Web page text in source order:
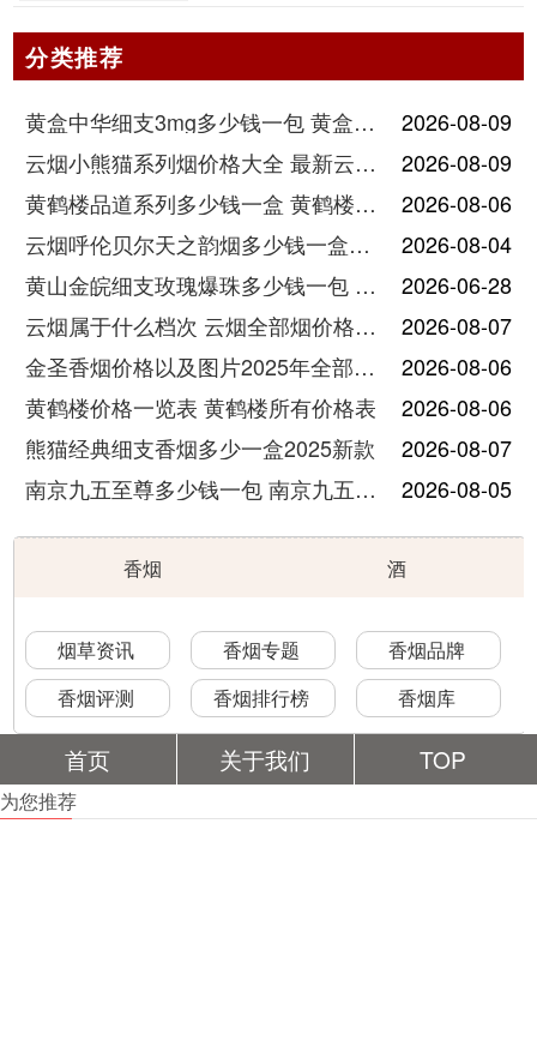
分类推荐
黄盒中华细支3mg多少钱一包 黄盒中华细支3mg香烟价格查询
2026-08-09
云烟小熊猫系列烟价格大全 最新云烟小熊猫图片报价
2026-08-09
黄鹤楼品道系列多少钱一盒 黄鹤楼品道系列香烟价格表图片
2026-08-06
云烟呼伦贝尔天之韵烟多少钱一盒中支价格
2026-08-04
黄山金皖细支玫瑰爆珠多少钱一包 黄山金皖细支玫瑰爆珠2025最新价格
2026-06-28
云烟属于什么档次 云烟全部烟价格表大全
2026-08-07
金圣香烟价格以及图片2025年全部价格
2026-08-06
黄鹤楼价格一览表 黄鹤楼所有价格表
2026-08-06
熊猫经典细支香烟多少一盒2025新款
2026-08-07
南京九五至尊多少钱一包 南京九五至尊价格及图片
2026-08-05
香烟 酒
烟草资讯 香烟专题
香烟品牌
香烟评测
香烟排行榜 香烟库
首页 关于我们 TOP
为您推荐